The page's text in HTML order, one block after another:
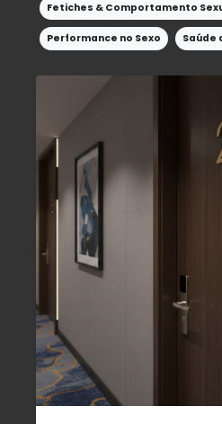
Fetiches & Comportamento
Performance no Sexo Saúde